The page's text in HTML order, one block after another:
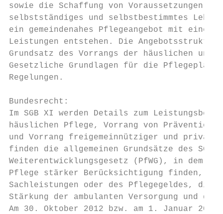
sowie die Schaffung von Voraussetzungen,
selbstständiges und selbstbestimmtes
ein gemeindenahes Pflegeangebot mit einer
Leistungen entstehen. Die
Grundsatz des Vorrangs der häuslichen und
Gesetzliche Grundlagen für die
Regelungen.
Bundesrecht:
Im SGB XI werden Details zum
häuslichen Pflege, Vorrang von
und Vorrang freigemeinnütziger und
finden die allgemeinen Grundsätze des
Weiterentwicklungsgesetz (PfWG), in dem
Pflege stärker Berücksichtigung finden,
Sachleistungen oder des Pflegegeldes,
Stärkung der ambulanten Versorgung und
Am 30. Oktober 2012 bzw. am 1. Januar